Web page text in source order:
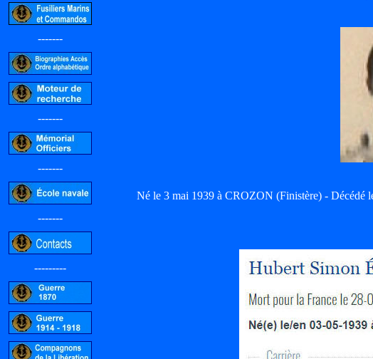
-------
-------
-------
-------
---------
Né le 3 mai 1939 à CROZON (Finistère) -